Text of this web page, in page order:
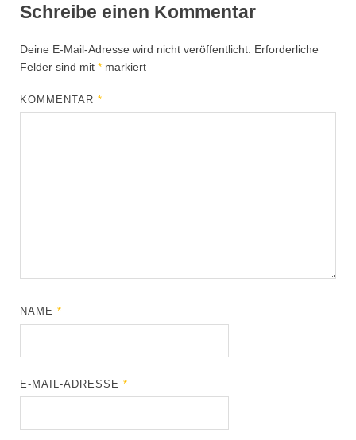
Schreibe einen Kommentar
Deine E-Mail-Adresse wird nicht veröffentlicht. Erforderliche
Felder sind mit * markiert
KOMMENTAR*
NAME*
E-MAIL-ADRESSE*